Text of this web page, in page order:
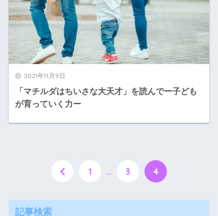
2021年11月9日
「マチルダはちいさな大天才」を読んでー子ども
が育っていく力ー
1 … 3 4
記事検索